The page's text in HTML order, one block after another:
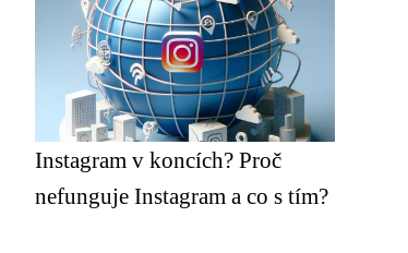
Instagram v koncích? Proč
nefunguje Instagram a co s tím?